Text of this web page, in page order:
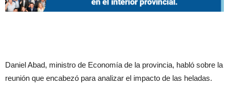
Daniel Abad, ministro de Economía de la provincia, habló sobre la
reunión que encabezó para analizar el impacto de las heladas.